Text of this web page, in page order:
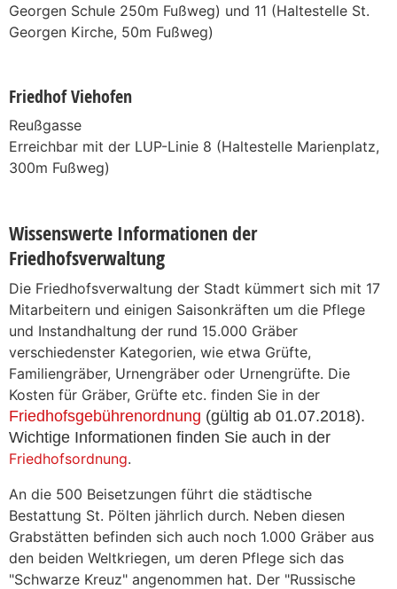
Georgen Schule 250m Fußweg) und 11 (Haltestelle St.
Georgen Kirche, 50m Fußweg)
Friedhof Viehofen
Reußgasse
Erreichbar mit der LUP-Linie 8 (Haltestelle Marienplatz,
300m Fußweg)
Wissenswerte Informationen der
Friedhofsverwaltung
Die Friedhofsverwaltung der Stadt kümmert sich mit 17
Mitarbeitern und einigen Saisonkräften um die Pflege
und Instandhaltung der rund 15.000 Gräber
verschiedenster Kategorien, wie etwa Grüfte,
Familiengräber, Urnengräber oder Urnengrüfte. Die
Kosten für Gräber, Grüfte etc. finden Sie in der
Friedhofsgebührenordnung (gültig ab 01.07.2018).
Wichtige Informationen finden Sie auch in der
Friedhofsordnung.
An die 500 Beisetzungen führt die städtische
Bestattung St. Pölten jährlich durch. Neben diesen
Grabstätten befinden sich auch noch 1.000 Gräber aus
den beiden Weltkriegen, um deren Pflege sich das
"Schwarze Kreuz" angenommen hat. Der "Russische